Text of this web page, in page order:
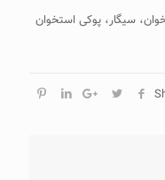
سیگار، پوکی استخوان